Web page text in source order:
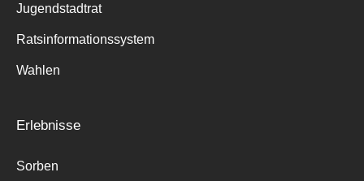
Jugendstadtrat
Ratsinformationssystem
Wahlen
Erlebnisse
Sorben